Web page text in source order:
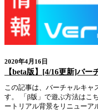
2020年4月16日
【beta版】[4/16更新]バ
この記事は、バーチャルキャ
す。 「β版」で遊ぶ方法はこ
ートリアル背景をリニューア